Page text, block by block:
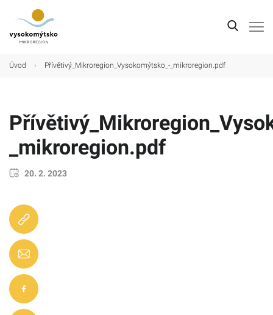
Úvod › Přívětivý_Mikroregion_Vysokomýtsko_-_mikroregion.pdf
_mikroregion.pdf
20. 2. 2023
Úvod
Obce
Turistické cíle